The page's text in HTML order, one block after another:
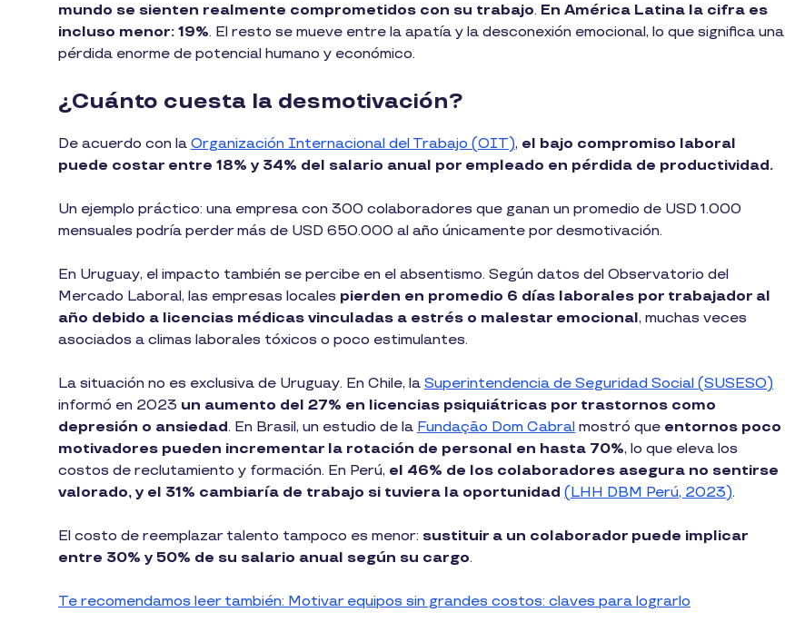
mundo se sienten realmente comprometidos con su trabajo. En América Latina la cifra es
incluso menor: 19%. El resto se mueve entre la apatía y la desconexión emocional, lo que significa una
pérdida enorme de potencial humano y económico.
¿Cuánto cuesta la desmotivación?
De acuerdo con la Organización Internacional del Trabajo (OIT), el bajo compromiso laboral
puede costar entre 18% y 34% del salario anual por empleado en pérdida de productividad.
Un ejemplo práctico: una empresa con 300 colaboradores que ganan un promedio de USD 1.000
mensuales podría perder más de USD 650.000 al año únicamente por desmotivación.
En Uruguay, el impacto también se percibe en el absentismo. Según datos del Observatorio del
Mercado Laboral, las empresas locales pierden en promedio 6 días laborales por trabajador al
año debido a licencias médicas vinculadas a estrés o malestar emocional, muchas veces
asociados a climas laborales tóxicos o poco estimulantes.
La situación no es exclusiva de Uruguay. En Chile, la Superintendencia de Seguridad Social (SUSESO)
informó en 2023 un aumento del 27% en licencias psiquiátricas por trastornos como
depresión o ansiedad. En Brasil, un estudio de la Fundação Dom Cabral mostró que entornos poco
motivadores pueden incrementar la rotación de personal en hasta 70%, lo que eleva los
costos de reclutamiento y formación. En Perú, el 46% de los colaboradores asegura no sentirse
valorado, y el 31% cambiaría de trabajo si tuviera la oportunidad (LHH DBM Perú, 2023).
El costo de reemplazar talento tampoco es menor: sustituir a un colaborador puede implicar
entre 30% y 50% de su salario anual según su cargo.
Te recomendamos leer también: Motivar equipos sin grandes costos: claves para lograrlo